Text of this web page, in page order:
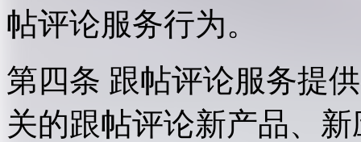
帖评论服务行为。
第四条 跟帖评论服务提
关的跟帖评论新产品、